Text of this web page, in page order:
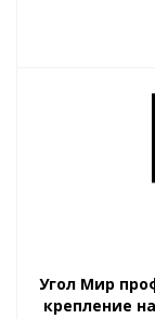
Угол Мир
крепление